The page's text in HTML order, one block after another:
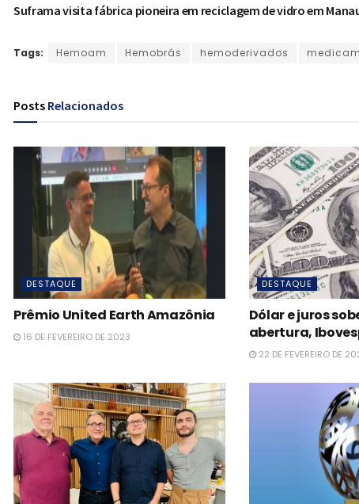
Suframa visita fábrica pioneira em reciclagem de vidro em
Tags: Hemoam Hemobrás hemoderivados
Posts Relacionados
DESTAQUE
Prêmio United Earth Amazônia
16 DE FEVEREIRO DE 2023
DESTAQUE
Dólar e juros
abertura,
22 DE FEVEREIRO DE